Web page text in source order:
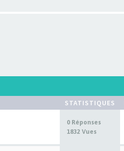
STATISTIQUES
0 Réponses
1832 Vues